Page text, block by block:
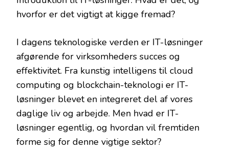
hvorfor er det vigtigt at kigge fremad?
I dagens teknologiske verden er IT-løsninger
afgørende for virksomheders succes og
effektivitet. Fra kunstig intelligens til cloud
computing og blockchain-teknologi er IT-
løsninger blevet en integreret del af vores
daglige liv og arbejde. Men hvad er IT-
løsninger egentlig, og hvordan vil fremtiden
forme sig for denne vigtige sektor?